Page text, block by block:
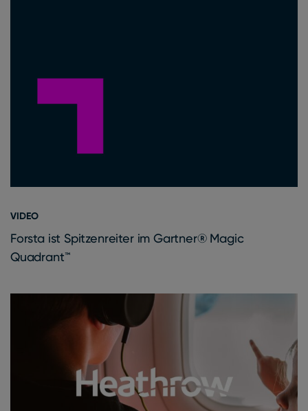
VIDEO
Forsta ist Spitzenreiter im Gartner® Magic
Quadrant™